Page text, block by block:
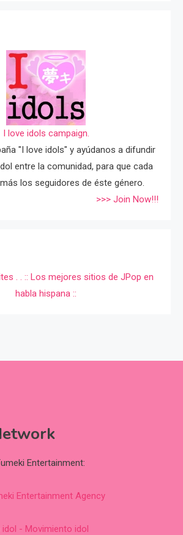
I love idols campaign.
"I love idols" y ayúdanos a difundir
entre la comunidad, para que cada
los seguidores de éste género.
>>> Join Now!!!
Entertainment:
Entertainment Agency
- Movimiento idol